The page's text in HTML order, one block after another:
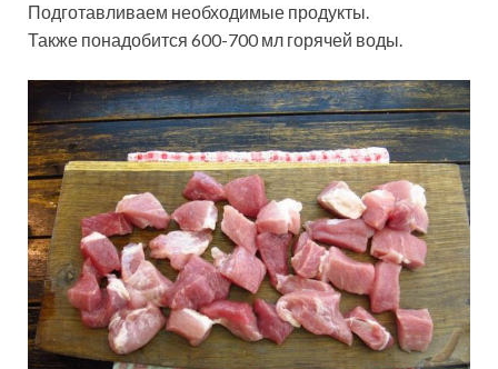
Подготавливаем необходимые продукты.
Также понадобится 600-700 мл горячей воды.